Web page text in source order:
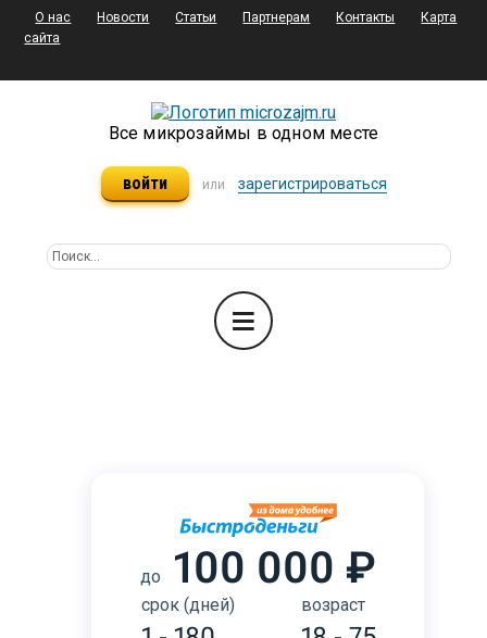
О нас Новости Статьи Партнерам Контакты
Карта
сайта
Все микрозаймы в одном месте
войти или зарегистрироваться
до 100 000 ₽
срок (дней) возраст